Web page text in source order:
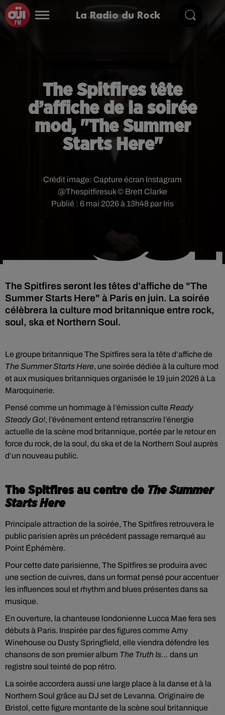
La Radio du Rock
The Spitfires tête
d’affiche de la soirée
mod, "The Summer
Starts Here"
Publié : 6 mai 2026 à 13h48 par Iris
Crédit image: Capture écran Instagram
@Thespitfiresuk © Brett Clarke
The Spitfires seront les têtes d’affiche de "The
Summer Starts Here" à Paris en juin. La soirée
célèbrera la culture mod britannique entre rock,
soul, ska et Northern Soul.
Le groupe britannique The Spitfires sera la tête d’affiche de
The Summer Starts Here, une soirée dédiée à la culture mod
et aux musiques britanniques organisée le 19 juin 2026 à La
Maroquinerie.
Pensé comme un hommage à l’émission culte Ready
Steady Go!, l’événement entend retranscrire l’énergie
actuelle de la scène mod britannique, portée par le retour en
force du rock, de la soul, du ska et de la Northern Soul auprès
d’un nouveau public.
The Spitfires au centre de The Summer
Starts Here
Principale attraction de la soirée, The Spitfires retrouvera le
public parisien après un précédent passage remarqué au
Point Éphémère.
Pour cette date parisienne, The Spitfires se produira avec
une section de cuivres, dans un format pensé pour accentuer
les influences soul et rhythm and blues présentes dans sa
musique.
En ouverture, la chanteuse londonienne Lucca Mae fera ses
débuts à Paris. Inspirée par des figures comme Amy
Winehouse ou Dusty Springfield, elle viendra défendre les
chansons de son premier album The Truth Is… dans un
registre soul teinté de pop rétro.
La soirée accordera aussi une large place à la danse et à la
Northern Soul grâce au DJ set de Levanna. Originaire de
Bristol, cette figure montante de la scène soul britannique